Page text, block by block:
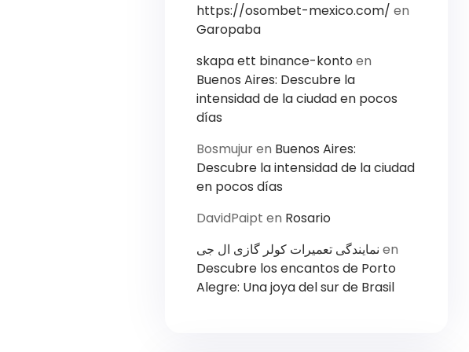
https://osombet-mexico.com/ en
Garopaba
skapa ett binance-kontoen
Buenos Aires: Descubre la
intensidad de la ciudad en pocos
días
Bosmujuren Buenos Aires:
Descubre la intensidad de la ciudad
en pocos días
DavidPaipt en Rosario
نمایندگی تعمیرات کولر گازی ال جی en
Descubre los encantos de Porto
Alegre: Una joya del sur de Brasil